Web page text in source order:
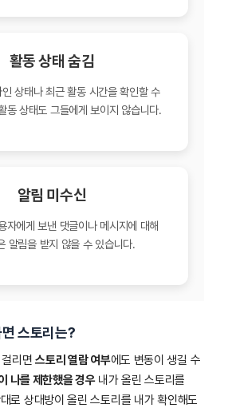
활동 상태 숨김
상태나 최근 활동 시간을 확인할 수
동 상태도 그들에게 보이지 않습니다.
알림 미수신
자에게 보낸 댓글이나 메시지에 대해
알림을 받지 않을 수 있습니다.
스토리는?
걸리면스토리 열람 여부에도 변동이 생길 수
나를 제한했을 경우내가 올린 스토리를
로 상대방이 올린 스토리를 내가 확인해도